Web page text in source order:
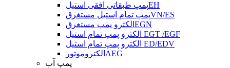
پمپ طبقاتی افقی استیلEH
پمپ تمام استیل مستغرقVN/ES
الکترو پمپ مستغرقEGN
الکترو پمپ تمام استیل EGT /EGF
الکترو پمپ تمام استیل ED/EDV
الکتروموتورAEG
پمپ آب